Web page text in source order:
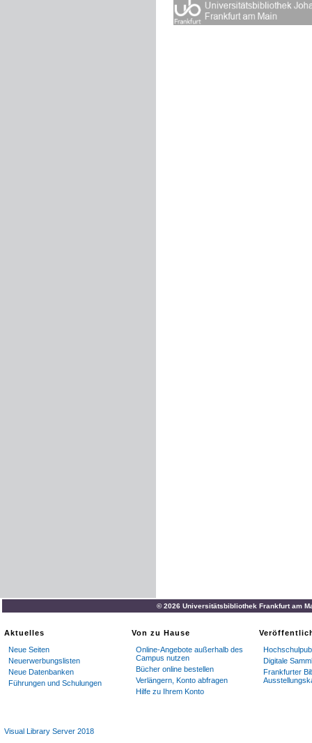
© 2026 Universitätsbibliothek Frankfurt am
Aktuelles
Neue Seiten
Neuerwerbungslisten
Neue Datenbanken
Führungen und Schulungen
Von zu Hause
Online-Angebote außerhalb des
Campus nutzen
Bücher online bestellen
Verlängern, Konto abfragen
Hilfe zu Ihrem Konto
Digitale
Frankfurter
Visual Library Server 2018